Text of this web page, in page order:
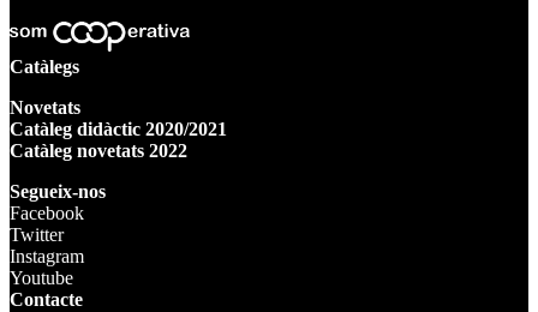
Catàlegs
Novetats
Catàleg didàctic 2020/2021
Catàleg novetats 2022
Segueix-nos
Facebook
Twitter
Instagram
Youtube
Contacte